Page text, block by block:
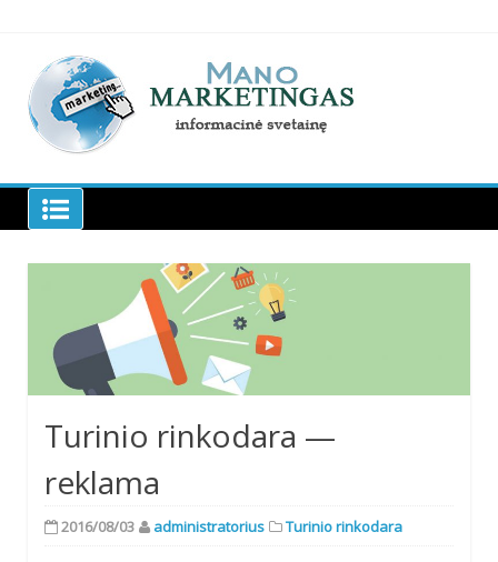
content
Manomarketingas.lt
Turinio rinkodara —
reklama
2016/08/03 administratorius Turinio rinkodara